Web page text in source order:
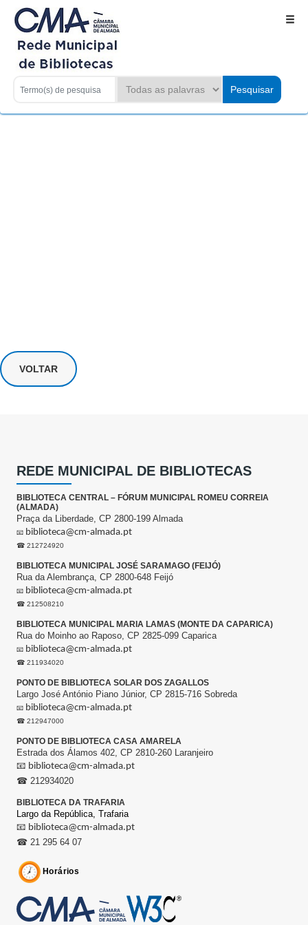
VOLTAR
REDE MUNICIPAL DE BIBLIOTECAS
BIBLIOTECA CENTRAL – FÓRUM MUNICIPAL ROMEU CORREIA
(ALMADA)
Praça da Liberdade, CP 2800-199 Almada
📧 biblioteca@cm-almada.pt
☎ 212724920
BIBLIOTECA MUNICIPAL JOSÉ SARAMAGO (FEIJÓ)
Rua da Alembrança, CP 2800-648 Feijó
📧 biblioteca@cm-almada.pt
☎ 212508210
BIBLIOTECA MUNICIPAL MARIA LAMAS (MONTE DA CAPARICA)
Rua do Moinho ao Raposo, CP 2825-099 Caparica
📧 biblioteca@cm-almada.pt
☎ 211934020
PONTO DE BIBLIOTECA SOLAR DOS ZAGALLOS
Largo José António Piano Júnior, CP 2815-716 Sobreda
📧 biblioteca@cm-almada.pt
☎ 212947000
PONTO DE BIBLIOTECA CASA AMARELA
Estrada dos Álamos 402, CP 2810-260 Laranjeiro
📧 biblioteca@cm-almada.pt
☎ 212934020
BIBLIOTECA DA TRAFARIA
Largo da República, Trafaria
📧 biblioteca@cm-almada.pt
☎ 21 295 64 07
Horários